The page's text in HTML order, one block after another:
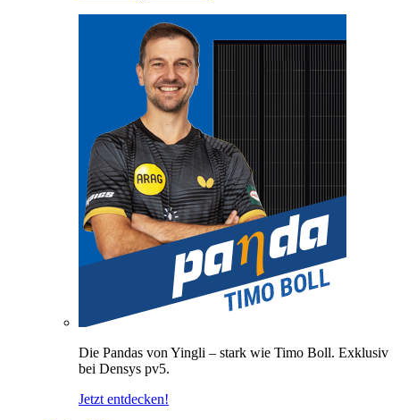
Die Pandas von Yingli – stark wie Timo Boll. Exklusiv
bei Densys pv5.
Jetzt entdecken!